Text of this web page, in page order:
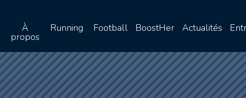
À
propos
Running Football BoostHer Actualités